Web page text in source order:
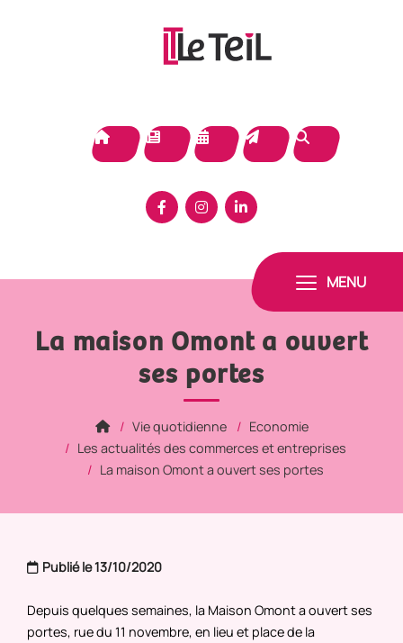
MENU
La maison Omont a ouvert
ses portes
Vie quotidienne
Economie
Les actualités des commerces et entreprises
La maison Omont a ouvert ses portes
Publié le 13/10/2020
Depuis quelques semaines, la Maison Omont a ouvert ses
portes, rue du 11 novembre, en lieu et place de la